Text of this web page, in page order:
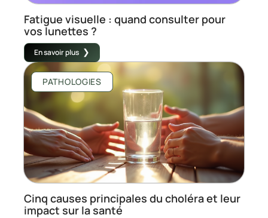
Fatigue visuelle : quand consulter pour
vos lunettes ?
En savoir plus
PATHOLOGIES
Cinq causes principales du choléra et leur
impact sur la santé